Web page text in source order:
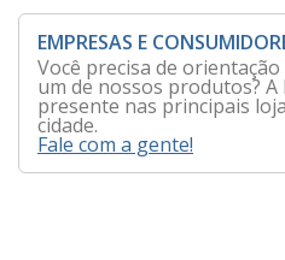
EMPRESAS E
Você precisa de
um de nossos produtos?
presente nas principais
cidade.
Fale com a gente!